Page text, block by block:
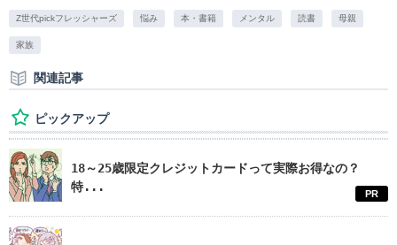
Z世代pickフレッシャーズ 悩み 本・書籍 メンタル 読書 母親
家族
関連記事
ピックアップ
18～25歳限定クレジットカードって実際お得なの？
特...
PR